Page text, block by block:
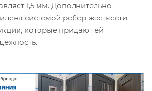
1,5 мм. Дополнительно
системой ребер жесткости
которые придают ей